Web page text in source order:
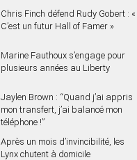
Chris Finch défend Rudy Gobert : «
C’est un futur Hall of Famer »
Marine Fauthoux s’engage pour
plusieurs années au Liberty
Jaylen Brown : “Quand j’ai appris
mon transfert, j’ai balancé mon
téléphone !”
Après un mois d’invincibilité, les
Lynx chutent à domicile